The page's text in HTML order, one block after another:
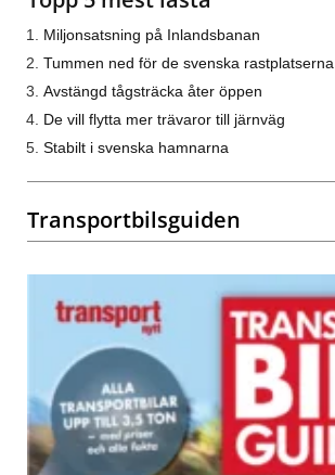
Miljonsatsning på Inlandsbanan
Tummen ned för de svenska rastplatserna
Avstängd tågsträcka åter öppen
De vill flytta mer trävaror till järnväg
Stabilt i svenska hamnarna
Transportbilsguiden